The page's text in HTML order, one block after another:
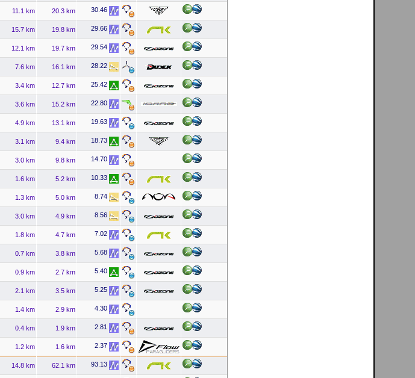
11.1 km 20.3 km 30.46
15.7 km 19.8 km 29.66
12.1 km 19.7 km 29.54
7.6 km 16.1 km 28.22
3.4 km 12.7 km 25.42
3.6 km 15.2 km 22.80
4.9 km 13.1 km 19.63
3.1 km 9.4 km 18.73
3.0 km 9.8 km 14.70
1.6 km 5.2 km 10.33
1.3 km 5.0 km 8.74
3.0 km 4.9 km 8.56
1.8 km 4.7 km 7.02
0.7 km 3.8 km 5.68
0.9 km 2.7 km 5.40
2.1 km 3.5 km 5.25
1.4 km 2.9 km 4.30
0.4 km 1.9 km 2.81
1.2 km 1.6 km 2.37
14.8 km 62.1 km 93.13